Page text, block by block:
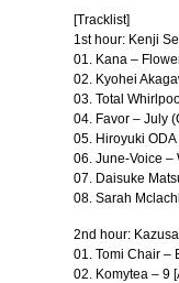
[Tracklist]
1st hour: Kenji
01. Kana –
02. Kyohei
03. Total
04. Favor – July
05. Hiroyuki
06. June-Voice –
07. Daisuke
08. Sarah
2nd hour:
01. Tomi Chair –
02. Komytea – 9